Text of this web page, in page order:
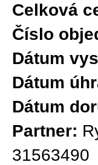
Celková
Číslo
Dátum
Dátum
Dátum
Partner:
31563490